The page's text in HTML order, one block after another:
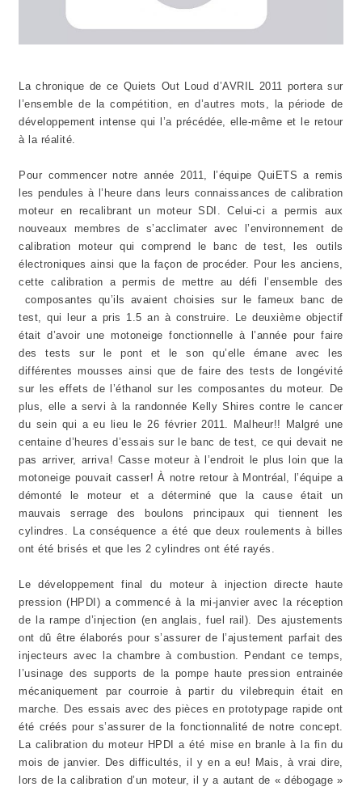
La chronique de ce Quiets Out Loud d’AVRIL 2011 portera sur
l’ensemble de la compétition, en d’autres mots, la période de
développement intense qui l’a précédée, elle-même et le retour
à la réalité.
Pour commencer notre année 2011, l’équipe QuiETS a remis
les pendules à l’heure dans leurs connaissances de calibration
moteur en recalibrant un moteur SDI. Celui-ci a permis aux
nouveaux membres de s’acclimater avec l’environnement de
calibration moteur qui comprend le banc de test, les outils
électroniques ainsi que la façon de procéder. Pour les anciens,
cette calibration a permis de mettre au défi l’ensemble des
composantes qu’ils avaient choisies sur le fameux banc de
test, qui leur a pris 1.5 an à construire. Le deuxième objectif
était d’avoir une motoneige fonctionnelle à l’année pour faire
des tests sur le pont et le son qu’elle émane avec les
différentes mousses ainsi que de faire des tests de longévité
sur les effets de l’éthanol sur les composantes du moteur. De
plus, elle a servi à la randonnée Kelly Shires contre le cancer
du sein qui a eu lieu le 26 février 2011. Malheur!! Malgré une
centaine d’heures d’essais sur le banc de test, ce qui devait ne
pas arriver, arriva! Casse moteur à l’endroit le plus loin que la
motoneige pouvait casser! À notre retour à Montréal, l’équipe a
démonté le moteur et a déterminé que la cause était un
mauvais serrage des boulons principaux qui tiennent les
cylindres. La conséquence a été que deux roulements à billes
ont été brisés et que les 2 cylindres ont été rayés.
Le développement final du moteur à injection directe haute
pression (HPDI) a commencé à la mi-janvier avec la réception
de la rampe d’injection (en anglais, fuel rail). Des ajustements
ont dû être élaborés pour s’assurer de l’ajustement parfait des
injecteurs avec la chambre à combustion. Pendant ce temps,
l’usinage des supports de la pompe haute pression entrainée
mécaniquement par courroie à partir du vilebrequin était en
marche. Des essais avec des pièces en prototypage rapide ont
été créés pour s’assurer de la fonctionnalité de notre concept.
La calibration du moteur HPDI a été mise en branle à la fin du
mois de janvier. Des difficultés, il y en a eu! Mais, à vrai dire,
lors de la calibration d’un moteur, il y a autant de « débogage »